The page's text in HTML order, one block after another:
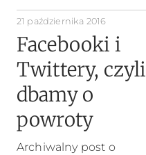
21 października 2016
Facebooki i
Twittery, czyli
dbamy o
powroty
Archiwalny post o